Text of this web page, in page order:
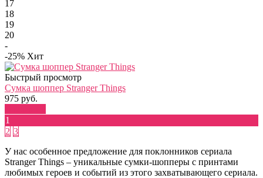
17
18
19
20
-
-25% Хит
Быстрый просмотр
Сумка шоппер Stranger Things
975 руб.
1
2 3
У нас особенное предложение для поклонников сериала
Stranger Things – уникальные сумки-шопперы с принтами
любимых героев и событий из этого захватывающего сериала.